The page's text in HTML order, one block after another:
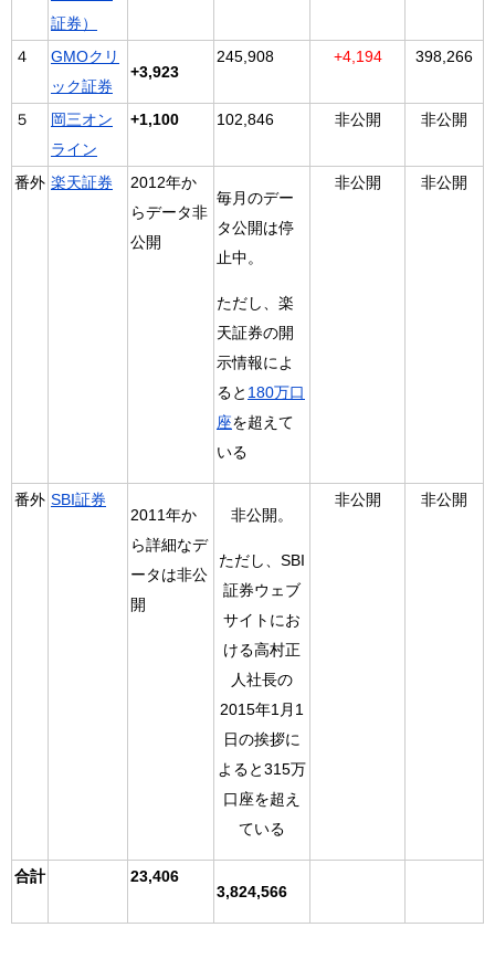
証券）
４
GMOクリ
ック証券
+3,923
245,908 +4,194 398,266
５
岡三オン
ライン
+1,100 102,846 非公開 非公開
番外 楽天証券
2012年か
らデータ非
公開
毎月のデー
タ公開は停
止中。
ただし、楽
天証券の開
示情報によ
ると 180万口
座を超えて
いる
非公開 非公開
番外 SBI証券
2011年か
ら詳細なデ
ータは非公
開
非公開。
ただし、SBI
証券ウェブ
サイトにお
ける高村正
人社長の
2015年1月1
日の挨拶に
よると315万
口座を超え
ている
非公開 非公開
合計
23,406
3,824,566